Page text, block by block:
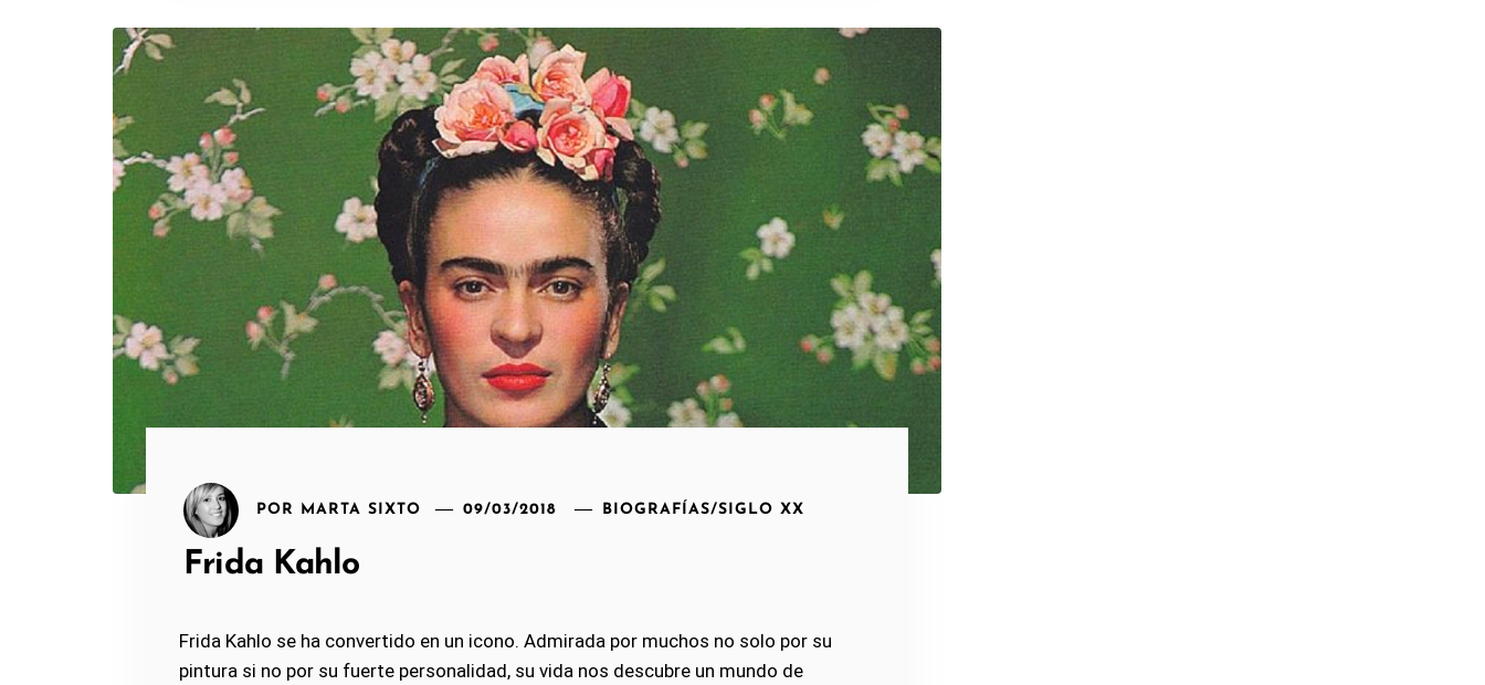
POR MARTA SIXTO 09/03/2018 BIOGRAFÍAS/SIGLO XX
Frida Kahlo
Frida Kahlo se ha convertido en un icono. Admirada por muchos no solo por su
pintura si no por su fuerte personalidad, su vida nos descubre un mundo de